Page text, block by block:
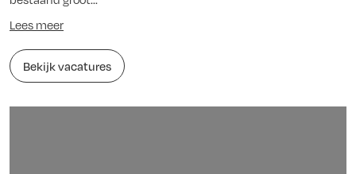
Lees meer
Bekijk vacatures